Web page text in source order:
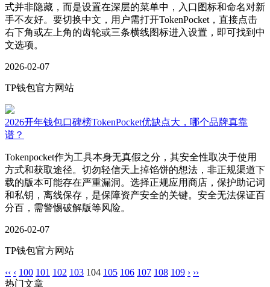
式并非隐藏，而是设置在深层的菜单中，入口图标和命名对新
手不友好。要切换中文，用户需打开TokenPocket，直接点击
右下角或左上角的齿轮或三条横线图标进入设置，即可找到中
文选项。
2026-02-07
TP钱包官方网站
2026开年钱包口碑榜TokenPocket优缺点大，哪个品牌真靠
谱？
Tokenpocket作为工具本身无真假之分，其安全性取决于使用
方式和获取途径。切勿轻信天上掉馅饼的想法，非正规渠道下
载的版本可能存在严重漏洞。选择正规应用商店，保护助记词
和私钥，离线保存，是保障资产安全的关键。安全无法保证百
分百，需警惕破解版等风险。
2026-02-07
TP钱包官方网站
‹‹ ‹ 100 101 102 103 104 105 106 107 108 109 › ››
热门文章